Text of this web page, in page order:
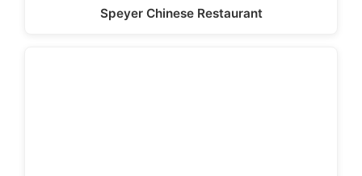
Speyer Chinese Restaurant